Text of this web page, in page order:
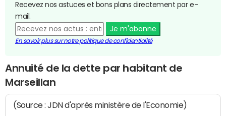
Recevez nos astuces et bons plans directement par e-
mail.
Je m'abonne
En savoir plus sur notre politique de confidentialité
Annuité de la dette par habitant de
Marseillan
(Source : JDN d'après ministère de l'Economie)